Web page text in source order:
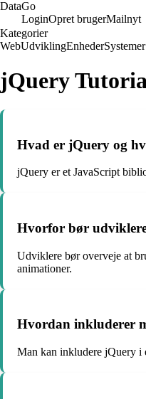
DataGo
LoginOpret brugerMailnyt
Kategorier
WebUdviklingEnhederSystemer
jQuery
Hvad er jQuery og
jQuery er et JavaScript
Hvorfor bør
Udviklere bør overveje at
animationer.
Hvordan inkluderer
Man kan inkludere jQuery i